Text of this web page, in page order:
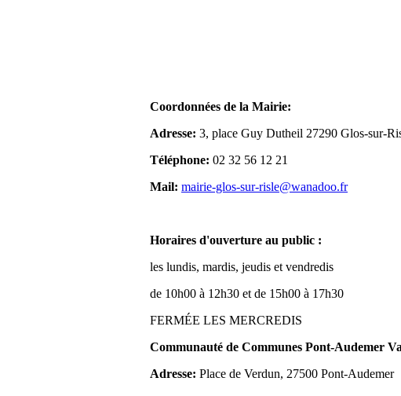
Coordonnées de la Mairie:
Adresse: 3, place Guy Dutheil 27290 Glos-sur-
Téléphone: 02 32 56 12 21
Mail: mairie-glos-sur-risle@wanadoo.fr
Horaires d'ouverture au public :
les lundis, mardis, jeudis et vendredis
de 10h00 à 12h30 et de 15h00 à 17h30
FERMÉE LES MERCREDIS
Communauté de Communes Pont-Audemer
Adresse: Place de Verdun, 27500 Pont-Audemer